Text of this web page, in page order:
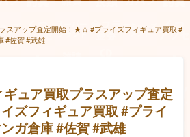
スアップ査定開始！★☆ #プライズフィギュア買取 #
#佐賀 #武雄
ュア買取プラスアップ査定
ズフィギュア買取 #プライ
ガ倉庫 #佐賀 #武雄